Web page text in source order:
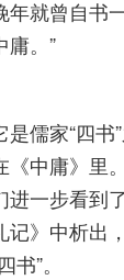
就曾自书
庸。”
儒家“四书
中庸》里
进一步看到
记》中析出
”。